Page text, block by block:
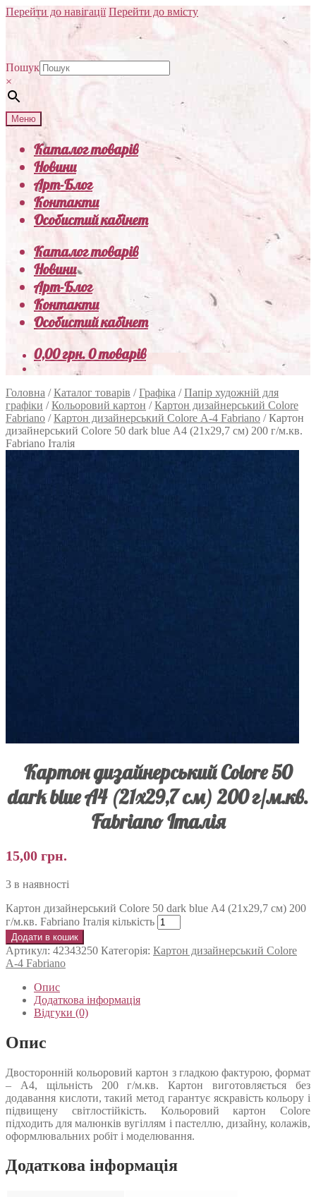
Перейти до навігації Перейти до вмісту
Пошук
×
Меню
Каталог товарів
Новини
Арт-Блог
Контакти
Особистий кабінет
Каталог товарів
Новини
Арт-Блог
Контакти
Особистий кабінет
0,00грн.0 товарів
Головна /Каталог товарів /Графіка /Папір художній для
графіки /Кольоровий картон /Картон дизайнерський Colore
Fabriano /Картон дизайнерський Colore А-4 Fabriano /Картон
дизайнерський Colore 50 dark blue А4 (21х29,7 см) 200 г/м.кв.
Fabriano Італія
Картон дизайнерський Colore 50
dark blue А4 (21х29,7 см) 200 г/м.кв.
Fabriano Італія
15,00 грн.
3 в наявності
Картон дизайнерський Colore 50 dark blue А4 (21х29,7 см) 200
г/м.кв. Fabriano Італія кількість
Додати в кошик
Артикул: 42343250 Категорія: Картон дизайнерський Colore
А-4 Fabriano
Опис
Додаткова інформація
Відгуки (0)
Опис
Двосторонній кольоровий картон з гладкою фактурою, формат
– А4, щільність 200 г/м.кв. Картон виготовляється без
додавання кислоти, такий метод гарантує яскравість кольору і
підвищену світлостійкість. Кольоровий картон Colore
підходить для малюнків вугіллям і пастеллю, дизайну, колажів,
оформлювальних робіт і моделювання.
Додаткова інформація